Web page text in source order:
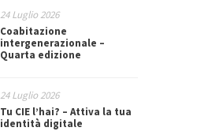
24 Luglio 2026
Coabitazione
intergenerazionale –
Quarta edizione
24 Luglio 2026
Tu CIE l’hai? – Attiva la tua
identità digitale